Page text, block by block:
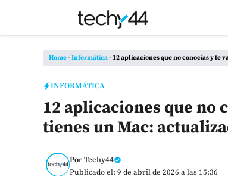
Home-Informática-12 aplicaciones que no conocías y te
INFORMÁTICA
12 aplicaciones que no
tienes un Mac:
PorTechy44
Publicado el: 9 de abril de 2026 a las 15:36